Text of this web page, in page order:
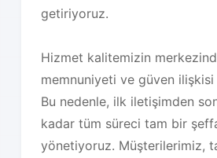
getiriyoruz.
Hizmet kalitemizin
memnuniyeti ve güven ilişkisi
Bu nedenle, ilk iletişimden
kadar tüm süreci tam bir
yönetiyoruz. Müşterilerimiz,